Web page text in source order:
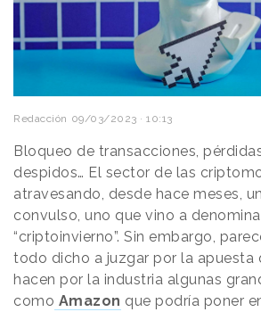
Redacción 09/03/2023 · 10:13
Bloqueo de transacciones,
despidos… El sector de las
atravesando, desde hace meses,
convulso, uno que vino a
“criptoinvierno”. Sin embargo,
todo dicho a juzgar por la apuesta
hacen por la industria algunas
como Amazon que podría poner